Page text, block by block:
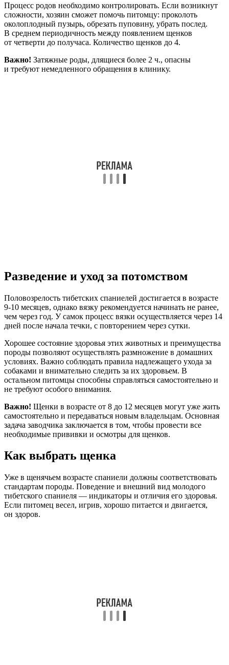
Процесс родов необходимо контролировать. Если возникнут
сложности, хозяин сможет помочь питомцу: проколоть
околоплодный пузырь, обрезать пуповину, убрать послед.
В среднем периодичность между появлением щенков
от четверти до получаса. Количество щенков до 4.
Важно! Затяжные роды, длящиеся более 2 ч., опасны
и требуют немедленного обращения в клинику.
Разведение и уход за потомством
Половозрелость тибетских спаниелей достигается в возрасте
9-10 месяцев, однако вязку рекомендуется начинать не ранее,
чем через год. У самок процесс вязки осуществляется через 14
дней после начала течки, с повторением через сутки.
Хорошее состояние здоровья этих животных и преимущества
породы позволяют осуществлять размножение в домашних
условиях. Важно соблюдать правила надлежащего ухода за
собаками и внимательно следить за их здоровьем. В
остальном питомцы способны справляться самостоятельно и
не требуют особого внимания.
Важно! Щенки в возрасте от 8 до 12 месяцев могут уже жить
самостоятельно и передаваться новым владельцам. Основная
задача заводчика заключается в том, чтобы провести все
необходимые прививки и осмотры для щенков.
Как выбрать щенка
Уже в щенячьем возрасте спаниели должны соответствовать
стандартам породы. Поведение и внешний вид молодого
тибетского спаниеля — индикаторы и отличия его здоровья.
Если питомец весел, игрив, хорошо питается и двигается,
он здоров.